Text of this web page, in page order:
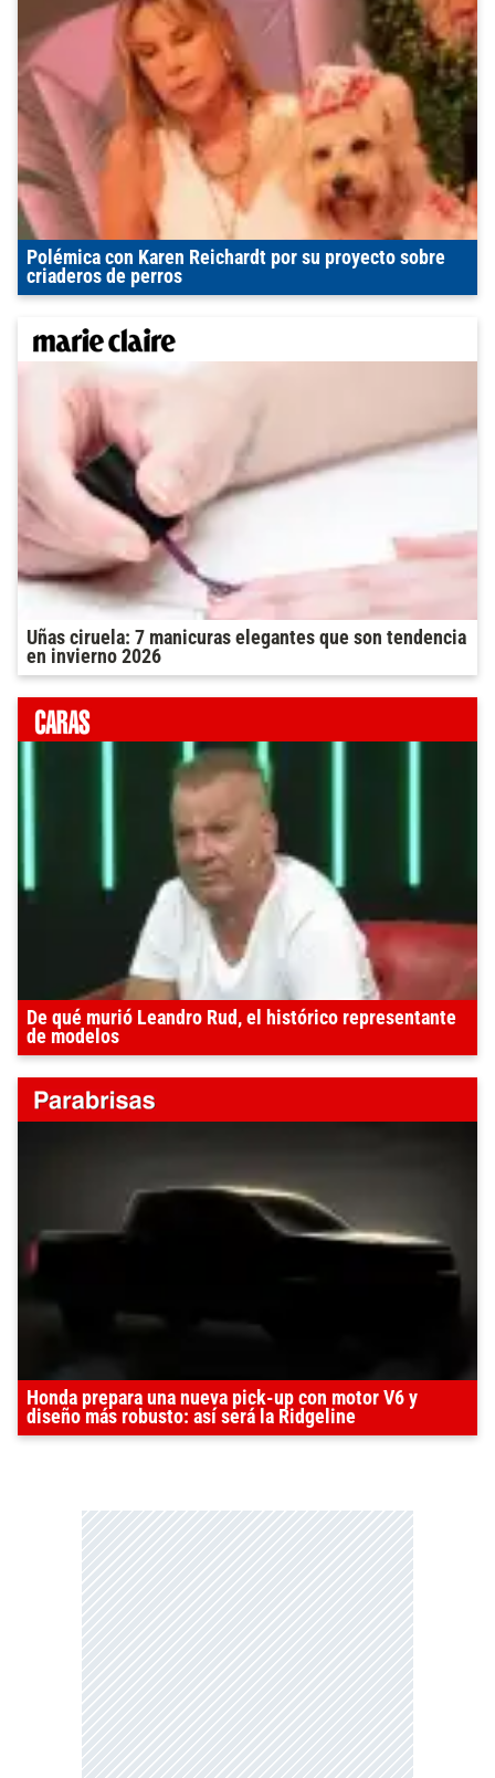
Polémica con Karen Reichardt por su proyecto sobre
criaderos de perros
Uñas ciruela: 7 manicuras elegantes que son tendencia
en invierno 2026
De qué murió Leandro Rud, el histórico representante
de modelos
Honda prepara una nueva pick-up con motor V6 y
diseño más robusto: así será la Ridgeline